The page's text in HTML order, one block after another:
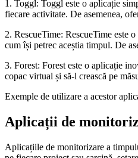
1. Toggl: Toggl este o aplicație
fiecare activitate. De asemenea,
2. RescueTime: RescueTime este
cum își petrec aceștia timpul. De
3. Forest: Forest este o aplicație
copac virtual și să-l crească pe
Exemple de utilizare a acestor
Aplicații de
Aplicațiile de monitorizare a